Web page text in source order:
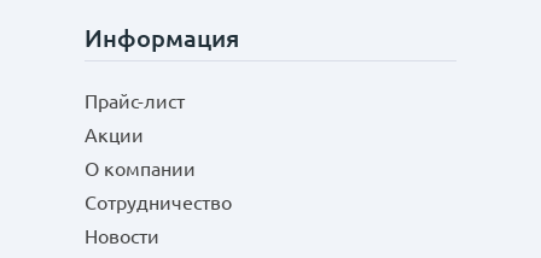
Информация
Прайс-лист
Акции
О компании
Сотрудничество
Новости